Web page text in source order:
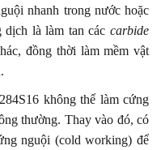
nhanh trong nước hoặc
là làm tan các carbide
đồng thời làm mềm vật
không thể làm cứng
thường. Thay vào đó, có
nguội (cold working) để